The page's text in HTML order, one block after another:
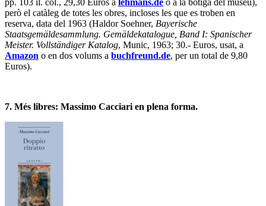
però el catàleg de totes les obres, incloses les que es troben en
reserva, data del 1963 (Haldor Soehner, Bayerische
Staatsgemäldesammlung. Gemäldekatalogue, Band I: Spanischer
Meister. Vollständiger Katalog, Munic, 1963; 30.- Euros, usat, a
Amazon o en dos volums a buchfreund.de, per un total de 9,80
Euros).
7. Més libres: Massimo Cacciari en plena forma.